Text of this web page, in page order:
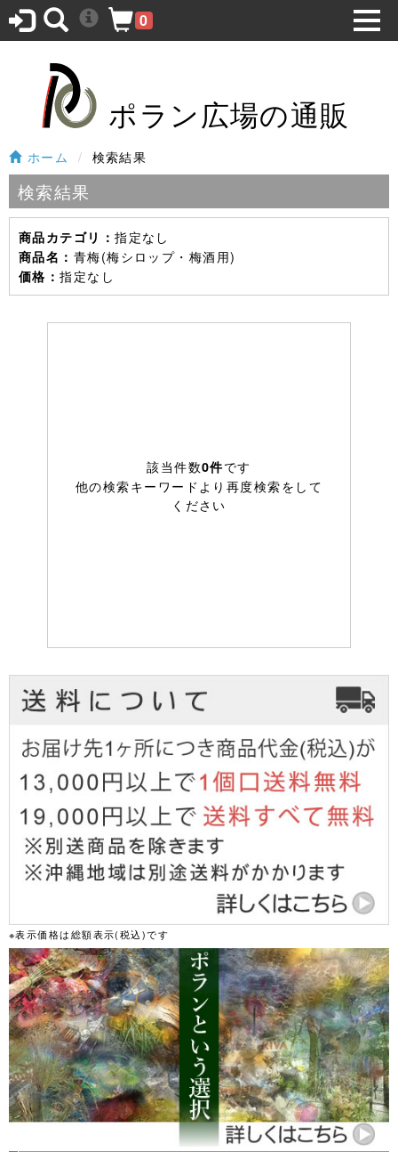
ポラン広場の通販
0
ホーム 検索結果
検索結果
商品カテゴリ：指定なし
商品名： 青梅(梅シロップ・梅酒用)
価格：指定なし
該当件数0件です
他の検索キーワードより再度検索をして
ください
※表示価格は総額表示(税込)です